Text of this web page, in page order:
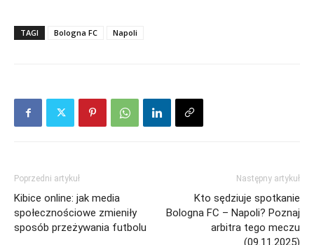
TAGI Bologna FC Napoli
Poprzedni artykuł
Kibice online: jak media
społecznościowe zmieniły
sposób przeżywania futbolu
Następny artykuł
Kto sędziuje spotkanie
Bologna FC – Napoli? Poznaj
arbitra tego meczu
(09.11.2025)